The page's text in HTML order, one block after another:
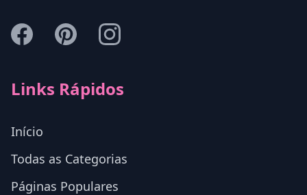
Links Rápidos
Início
Todas as Categorias
Páginas Populares